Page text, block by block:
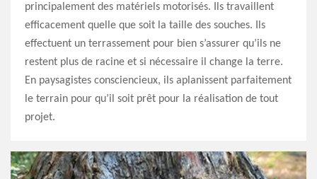
principalement des matériels motorisés. Ils travaillent
efficacement quelle que soit la taille des souches. Ils
effectuent un terrassement pour bien s’assurer qu’ils ne
restent plus de racine et si nécessaire il change la terre.
En paysagistes consciencieux, ils aplanissent parfaitement
le terrain pour qu’il soit prêt pour la réalisation de tout
projet.